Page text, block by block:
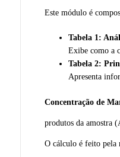
Este módulo é
Tabela 1:
Exibe como a
Tabela 2:
Apresenta
Concentração de
produtos da amostra
O cálculo é feito pela